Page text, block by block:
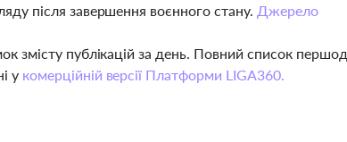
після завершення воєнного стану. Джерело
змісту публікацій за день. Повний список
у комерційній версії Платформи LIGA360.